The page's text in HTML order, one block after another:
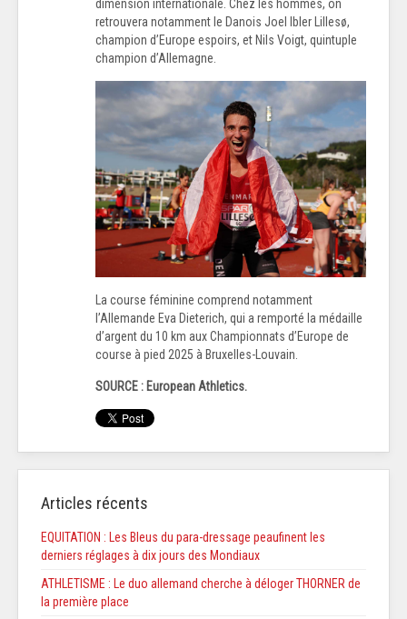
dimension internationale. Chez les hommes, on
retrouvera notamment le Danois Joel Ibler Lillesø,
champion d’Europe espoirs, et Nils Voigt, quintuple
champion d’Allemagne.
La course féminine comprend notamment
l’Allemande Eva Dieterich, qui a remporté la médaille
d’argent du 10 km aux Championnats d’Europe de
course à pied 2025 à Bruxelles-Louvain.
SOURCE : European Athletics.
Articles récents
EQUITATION : Les Bleus du para-dressage peaufinent les
derniers réglages à dix jours des Mondiaux
ATHLETISME : Le duo allemand cherche à déloger THORNER de
la première place